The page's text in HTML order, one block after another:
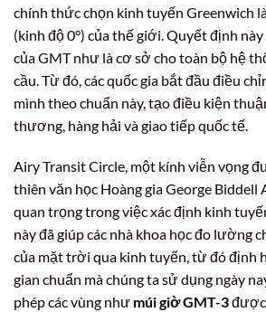
chính thức chọn kinh tuyến Greenwich
(kinh độ 0°) của thế giới. Quyết định
của GMT như là cơ sở cho toàn bộ hệ
cầu. Từ đó, các quốc gia bắt đầu điều
mình theo chuẩn này, tạo điều kiện
thương, hàng hải và giao tiếp quốc tế.
Airy Transit Circle, một kính viễn vọng
thiên văn học Hoàng gia George Biddell
quan trọng trong việc xác định kinh
này đã giúp các nhà khoa học đo lường
của mặt trời qua kinh tuyến, từ đó định
gian chuẩn mà chúng ta sử dụng ngày
phép các vùng như múi giờ GMT-3được